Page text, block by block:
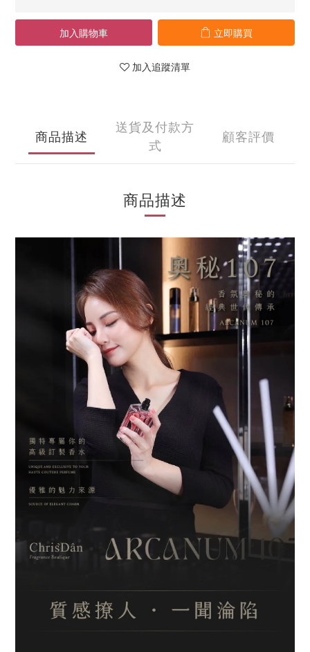
加入購物車 立即購買
加入追蹤清單
商品描述
送貨及付款方
式
顧客評價
商品描述